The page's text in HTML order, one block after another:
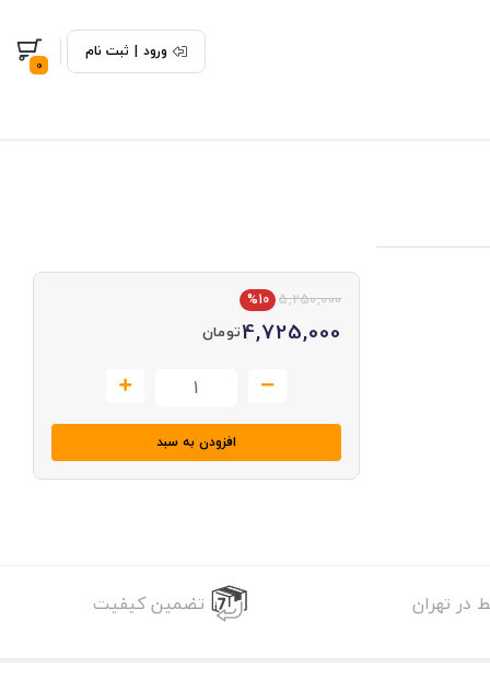
ورود | ثبت نام
0
5,250,000
%10
4,725,000تومان
افزودن به سبد
در تهران تضمین کیفیت